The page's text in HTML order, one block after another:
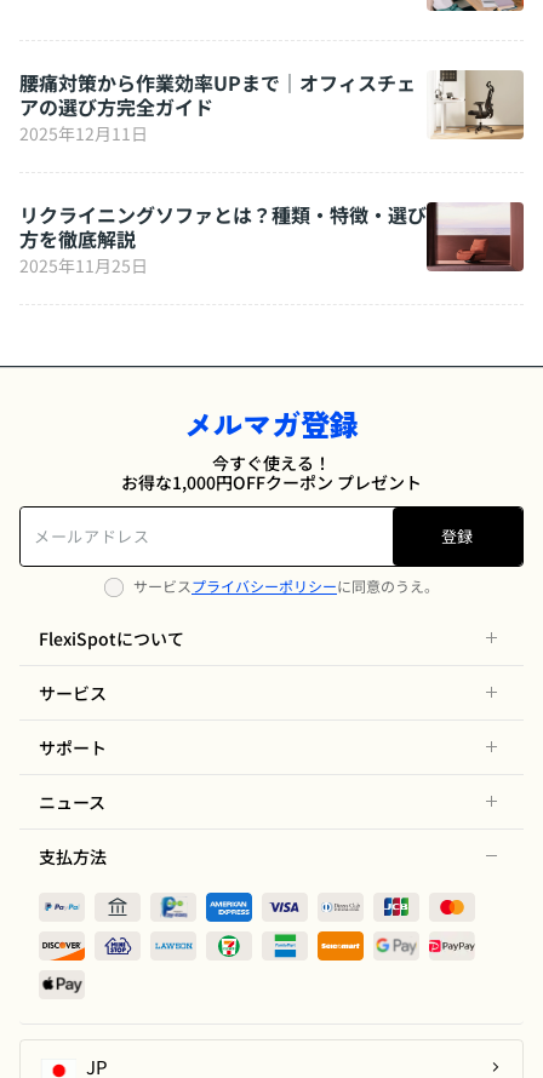
腰痛対策から作業効率UPまで｜オフィスチェ
アの選び方完全ガイド
2025年12月11日
リクライニングソファとは？種類・特徴・選び
方を徹底解説
2025年11月25日
メルマガ登録
今すぐ使える！
お得な1,000円OFFクーポン プレゼント
登録
サービスプライバシーポリシーに同意のうえ。
FlexiSpotについて
サービス
サポート
ニュース
支払方法
JP